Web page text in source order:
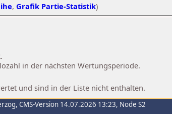
, Grafik Partie-Statistik)
in der nächsten Wertungsperiode.
und sind in der Liste nicht enthalten.
, CMS-Version 14.07.2026 13:23, Node S2